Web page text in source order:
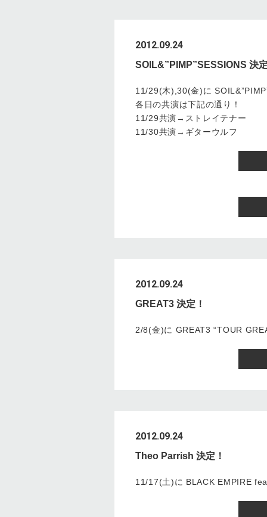
2012.09.24
SOIL&”PIMP”SESSIONS 決
11/29(木),30(金)に
各日の共演は下記の通り！
11/29共演→ストレイテナー
11/30共演→ギターウルフ
2012.09.24
GREAT3 決定！
2/8(金)に GREAT3 “TOUR
2012.09.24
Theo Parrish 決定！
11/17(土)に BLACK EMPIRE